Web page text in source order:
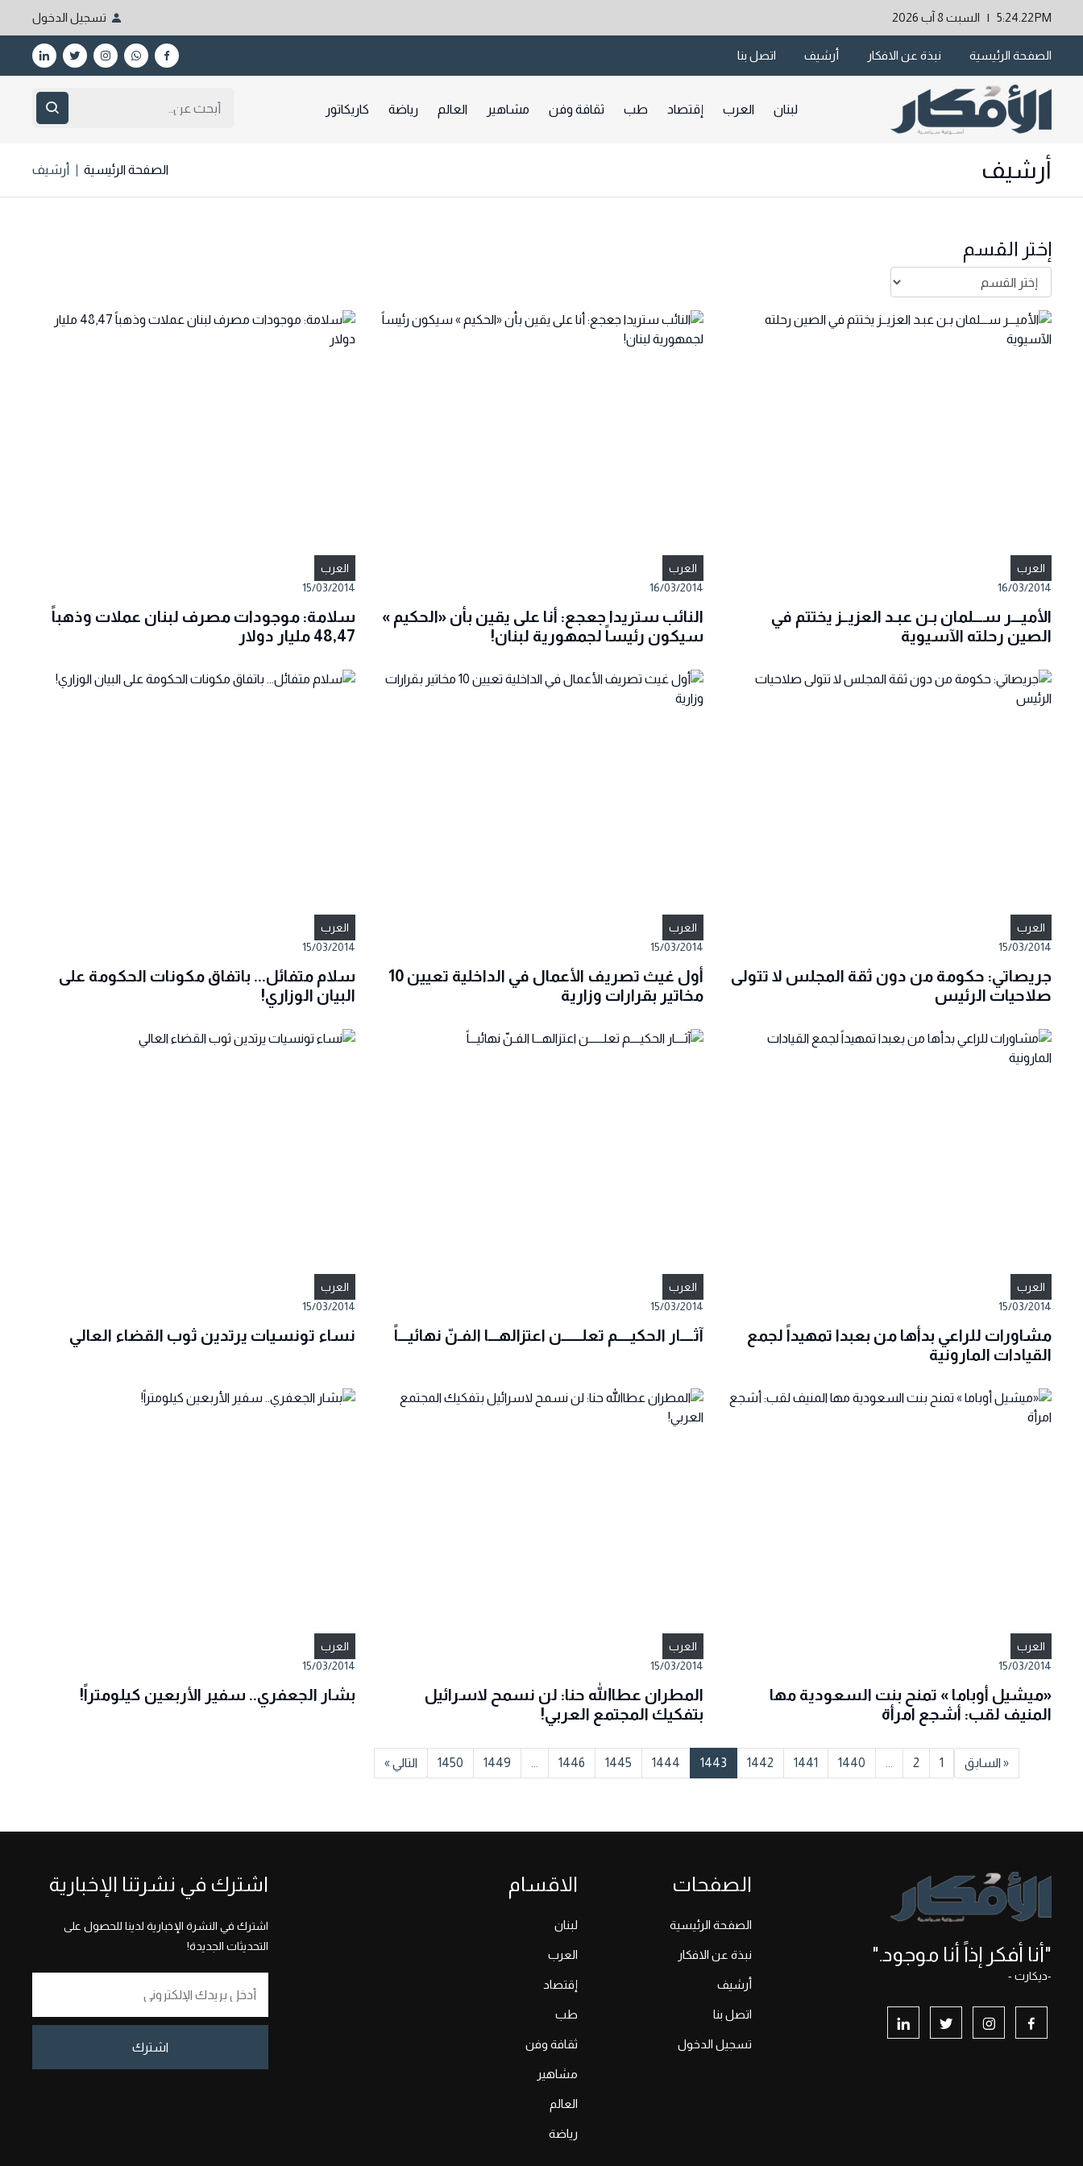
5:24.22PM | السبت 8 آب 2026 تسجيل الدخول
الصفحة الرئيسية نبذة عن الافكار أرشيف اتصل بنا
لبنان العرب إقتصاد طب ثقافة وفن مشاهير العالم رياضة كاريكاتور
أرشيف الصفحة الرئيسية أرشيف
إختر القسم
العرب
16/03/2014
الأميـــر ســـلمان بـن عبـد العزيــز يختتم في
الصين رحلته الآسيوية
العرب
16/03/2014
النائب ستريدا جعجع: أنا على يقين بأن «الحكيم »
سيكون رئيساً لجمهورية لبنان!
العرب
15/03/2014
سلامة: موجودات مصرف لبنان عملات وذهباً
48,47 مليار دولار
العرب
15/03/2014
جريصاتي: حكومة من دون ثقة المجلس لا تتولى
صلاحيات الرئيس
العرب
15/03/2014
أول غيث تصريف الأعمال في الداخلية تعيين 10
مخاتير بقرارات وزارية
العرب
15/03/2014
سلام متفائل... باتفاق مكونات الحكومة على
البيان الوزاري!
العرب
15/03/2014
مشاورات للراعي بدأها من بعبدا تمهيداً لجمع
القيادات المارونية
العرب
15/03/2014
آثــــار الحكيــــم تعلــــــن اعتزالهـــا الفـنّ نهائيـــاً
العرب
15/03/2014
نساء تونسيات يرتدين ثوب القضاء العالي
العرب
15/03/2014
«ميشيل أوباما » تمنح بنت السعودية مها
المنيف لقب: أشجع امرأة
العرب
15/03/2014
المطران عطاالله حنا: لن نسمح لاسرائيل
بتفكيك المجتمع العربي!
العرب
15/03/2014
بشار الجعفري.. سفير الأربعين كيلومتراً!
« السابق 1
2
...
1440
1441
1442
1443
1444
1445
1446
...
1449
1450 التالي »
"أنا أفكر إذاً أنا موجود."
-ديكارت -
الصفحات
الصفحة الرئيسية
نبذة عن الافكار
أرشيف
اتصل بنا
تسجيل الدخول
الاقسام
لبنان
العرب
إقتصاد
طب
ثقافة وفن
مشاهير
العالم
رياضة
اشترك في نشرتنا الإخبارية
اشترك في النشرة الإخبارية لدينا للحصول على
التحديثات الجديدة!
اشترك